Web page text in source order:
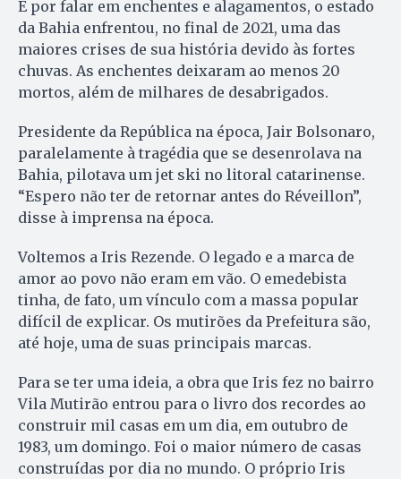
E por falar em enchentes e alagamentos, o estado
da Bahia enfrentou, no final de 2021, uma das
maiores crises de sua história devido às fortes
chuvas. As enchentes deixaram ao menos 20
mortos, além de milhares de desabrigados.
Presidente da República na época, Jair Bolsonaro,
paralelamente à tragédia que se desenrolava na
Bahia, pilotava um jet ski no litoral catarinense.
“Espero não ter de retornar antes do Réveillon”,
disse à imprensa na época.
Voltemos a Iris Rezende. O legado e a marca de
amor ao povo não eram em vão. O emedebista
tinha, de fato, um vínculo com a massa popular
difícil de explicar. Os mutirões da Prefeitura são,
até hoje, uma de suas principais marcas.
Para se ter uma ideia, a obra que Iris fez no bairro
Vila Mutirão entrou para o livro dos recordes ao
construir mil casas em um dia, em outubro de
1983, um domingo. Foi o maior número de casas
construídas por dia no mundo. O próprio Iris